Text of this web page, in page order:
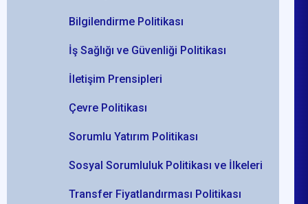
Bilgilendirme Politikası
İş Sağlığı ve Güvenliği Politikası
İletişim Prensipleri
Çevre Politikası
Sorumlu Yatırım Politikası
Sosyal Sorumluluk Politikası ve İlkeleri
Transfer Fiyatlandırması Politikası